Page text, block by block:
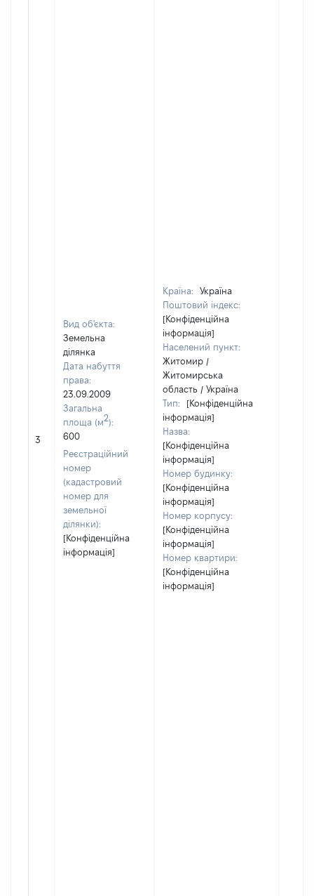
3
Вид об'єкта:
Земельна
ділянка
Дата набуття
права:
23.09.2009
Загальна
площа (м2):
600
Реєстраційний
номер
(кадастровий
номер для
земельної
ділянки):
[Конфіденційна
інформація]
Країна:
Україна
Поштовий індекс:
[Конфіденційна
інформація]
Населений пункт:
Житомир /
Житомирська
область / Україна
Тип:
[Конфіденційна
інформація]
Назва:
[Конфіденційна
інформація]
Номер будинку:
[Конфіденційна
інформація]
Номер корпусу:
[Конфіденційна
інформація]
Номер квартири:
[Конфіденційна
інформація]